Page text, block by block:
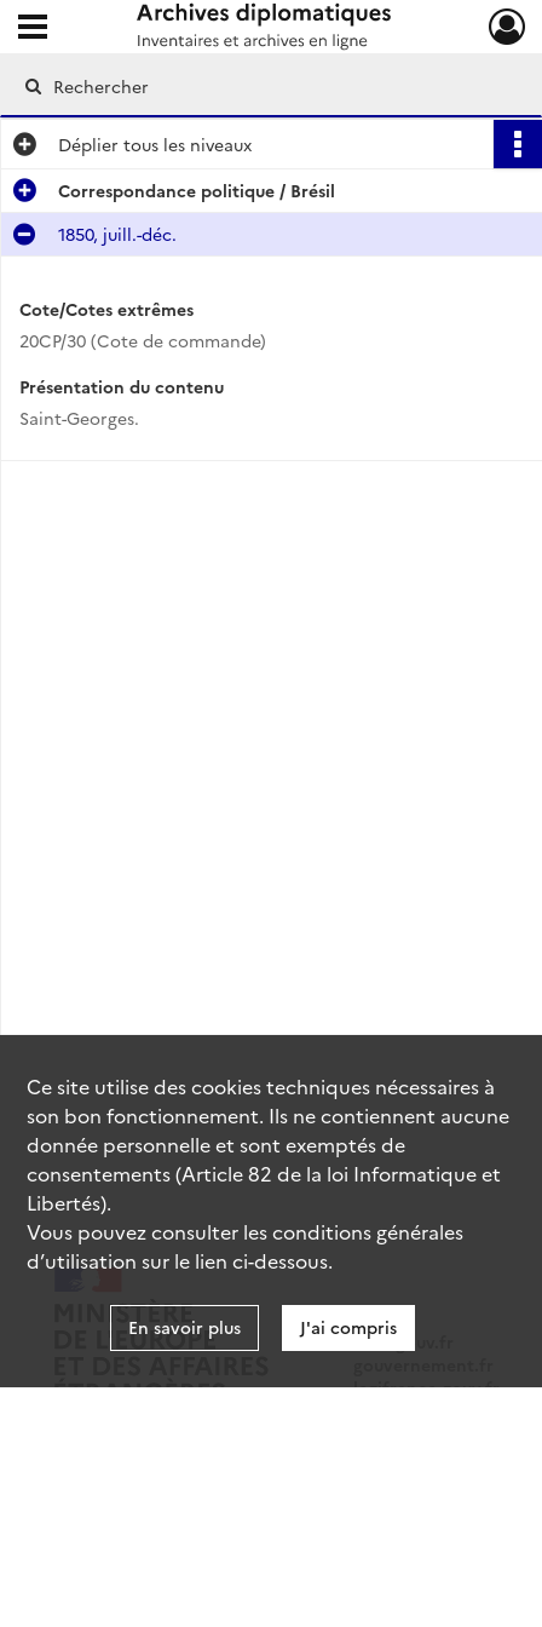
Archives diplomatiques
Ouvrir le menu déroulant
Déplier tous les niveaux
Correspondance politique / Brésil
1850, juill.-déc.
Cote/Cotes extrêmes
20CP/30 (Cote de commande)
Présentation du contenu
Saint-Georges.
data.gouv.fr
legifrance.gouv.fr
Ce site utilise descookiestechniques nécessaires à
son bon fonctionnement. Ils ne contiennent aucune
donnée personnelle et sont exemptés de
consentements (Article 82 de la loi Informatique et
Libertés).
Vous pouvez consulter les conditions générales
d’utilisation sur le lien ci-dessous.
En savoir plus J'ai compris